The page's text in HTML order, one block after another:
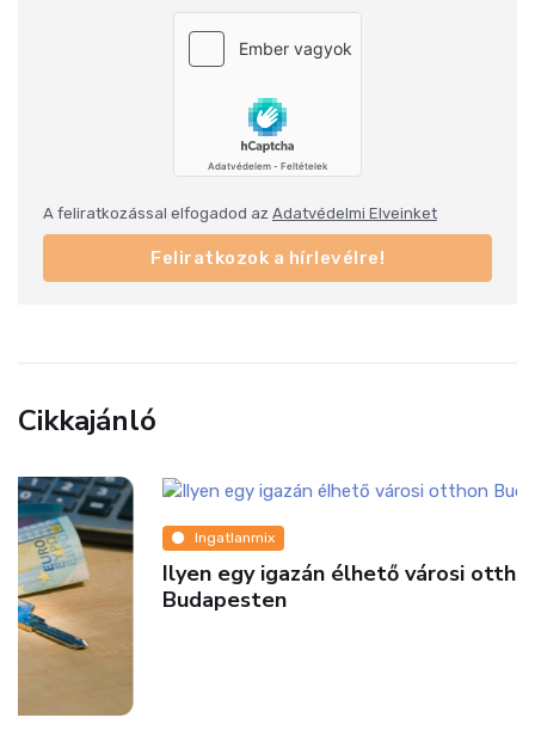
A feliratkozással elfogadod az Adatvédelmi Elveinket
Feliratkozok a hírlevélre!
Cikkajánló
Ingatlanmix
Ilyen egy igazán élhető városi otthon
Budapesten